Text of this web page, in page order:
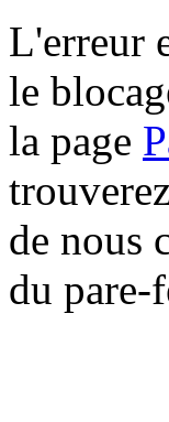
L'erreur
le
la page
de nous
du pare-